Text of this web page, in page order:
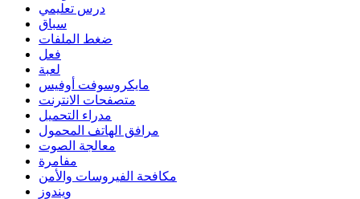
درس تعليمي
سباق
ضغط الملفات
فعل
لعبة
مايكروسوفت أوفيس
متصفحات الانترنت
مدراء التحميل
مرافق الهاتف المحمول
معالجة الصوت
مفامرة
مكافحة الفيروسات والأمن
ويندوز